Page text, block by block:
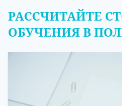
РАССЧИТАЙТЕ
ОБУЧЕНИЯ В